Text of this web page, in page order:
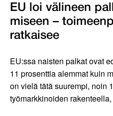
EU loi välineen
miseen –
ratkaisee
EU:ssa naisten palkat ovat
11 prosenttia alemmat kuin
on vielä tätä suurempi, noin
työmarkkinoiden